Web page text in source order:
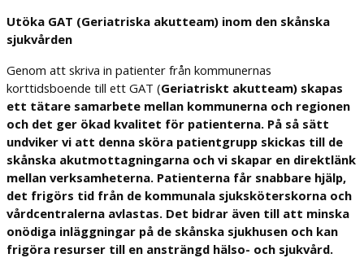
Utöka GAT (Geriatriska akutteam) inom den skånska
sjukvården
Genom att skriva in patienter från kommunernas
korttidsboende till ett GAT (Geriatriskt akutteam) skapas
ett tätare samarbete mellan kommunerna och regionen
och det ger ökad kvalitet för patienterna. På så sätt
undviker vi att denna sköra patientgrupp skickas till de
skånska akutmottagningarna och vi skapar en direktlänk
mellan verksamheterna. Patienterna får snabbare hjälp,
det frigörs tid från de kommunala sjuksköterskorna och
vårdcentralerna avlastas. Det bidrar även till att minska
onödiga inläggningar på de skånska sjukhusen och kan
frigöra resurser till en ansträngd hälso- och sjukvård.